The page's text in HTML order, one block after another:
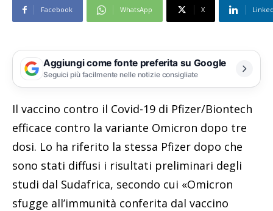
Facebook WhatsApp X
Aggiungi come fonte preferita su Google
Seguici più facilmente nelle notizie consigliate
Il vaccino contro il Covid-19 di Pfizer/Biontech
efficace contro la variante Omicron dopo tre
dosi. Lo ha riferito la stessa Pfizer dopo che
sono stati diffusi i risultati preliminari degli
studi dal Sudafrica, secondo cui «Omicron
sfugge all’immunità conferita dal vaccino